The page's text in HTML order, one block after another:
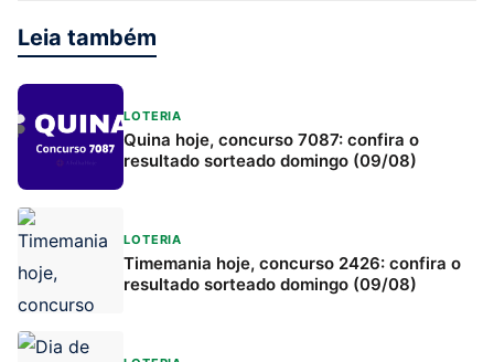
Leia também
LOTERIA
Quina hoje, concurso 7087: confira o
resultado sorteado domingo (09/08)
LOTERIA
Timemania hoje, concurso 2426: confira o
resultado sorteado domingo (09/08)